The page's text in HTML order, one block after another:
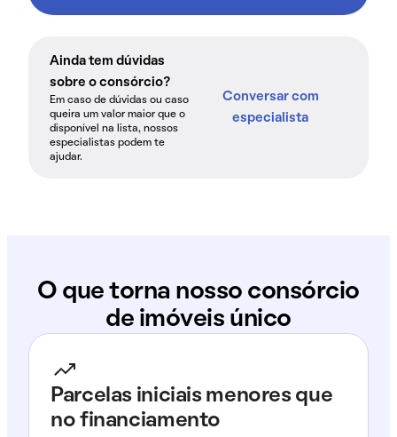
Ainda tem dúvidas
sobre o consórcio?
Em caso de dúvidas ou caso
queira um valor maior que o
disponível na lista, nossos
especialistas podem te
ajudar.
Conversar com
especialista
O que torna nosso consórcio
de imóveis único
Parcelas iniciais menores que
no financiamento